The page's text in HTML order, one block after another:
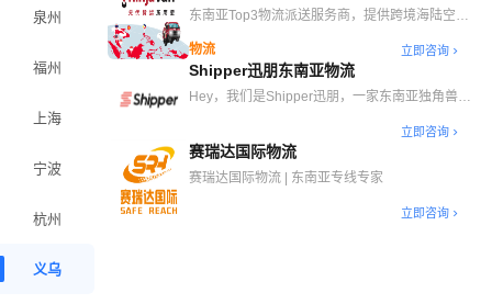
泉州
福州
上海
宁波
杭州
义乌
东南亚Top3物流派送服务商，提供跨境海陆空干
方案
物流 立即咨询
Shipper迅朋东南亚物流
Hey，我们是Shipper迅朋，一家东南亚独角兽物
自营300家仓储中心，主营东南亚头程物流、印尼
海外仓。
立即咨询
赛瑞达国际物流
赛瑞达国际物流 | 东南亚专线专家
立即咨询